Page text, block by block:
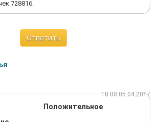
728816.
Ответить
10:00 05.04.2017
Положительное